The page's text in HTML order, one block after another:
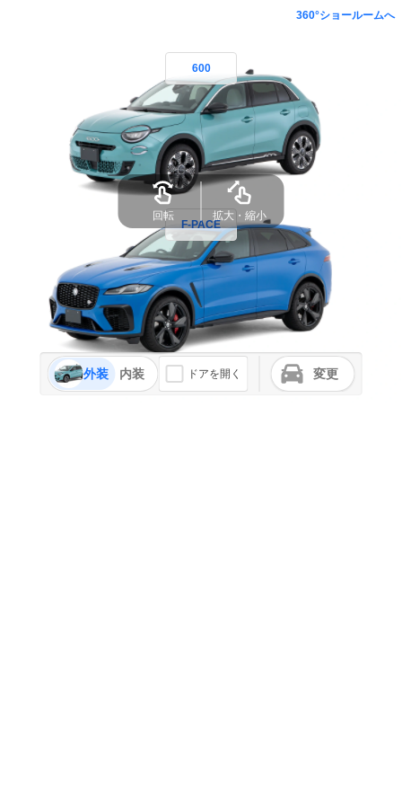
360°ショールームへ
600
F-PACE
外装 内装 ドアを開く 変更
回転 拡大・縮小